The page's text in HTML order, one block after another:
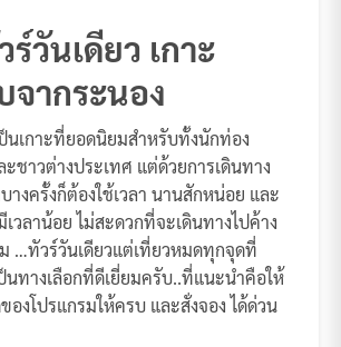
วันเดียว เกาะ
จากระนอง
นเกาะที่ยอดนิยมสำหรับทั้งนักท่อง
ะชาวต่างประเทศ แต่ด้วยการเดินทาง
างครั้งก็ต้องใช้เวลา นานสักหน่อย และ
วลาน้อย ไม่สะดวกที่จะเดินทางไปค้าง
…ทัวร์วันเดียวแต่เที่ยวหมดทุกจุดที่
นทางเลือกที่ดีเยี่ยมครับ..ที่แนะนำคือให้
องโปรแกรมให้ครบ และสั่งจอง ได้ด่วน